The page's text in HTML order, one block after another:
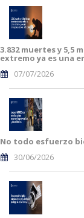
3.832 muertes y 5,5
extremo ya es una
07/07/2026
No todo esfuerzo
30/06/2026